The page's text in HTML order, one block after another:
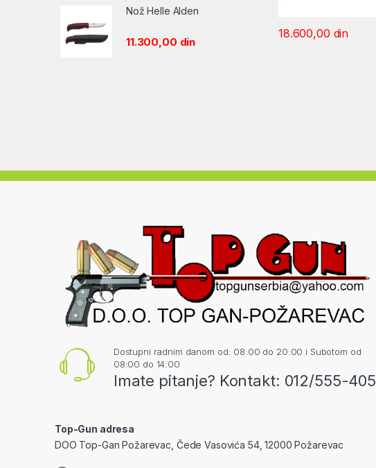
18.600,00 din
Nož Helle Alden
11.300,00 din
Dostupni radnim danom od: 08:00 do 20:00 i Subotom od
08:00 do 14:00
Imate pitanje? Kontakt: 012/555-405
Top-Gun adresa
DOO Top-Gan Požarevac, Čede Vasovića 54, 12000 Požarevac